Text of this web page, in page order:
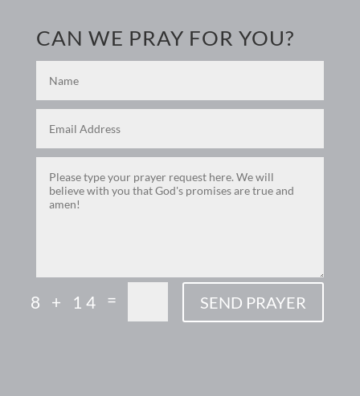
CAN WE PRAY FOR YOU?
8 + 14 = SEND PRAYER